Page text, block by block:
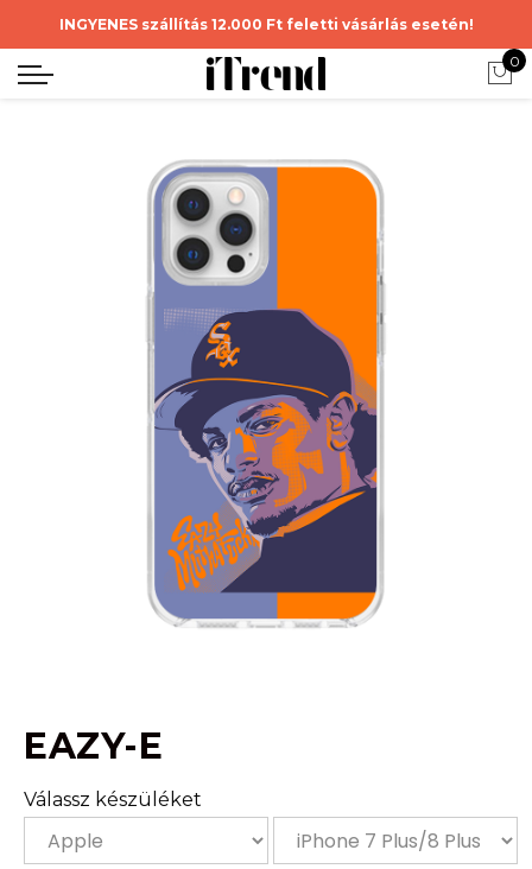
INGYENES szállítás 12.000 Ft feletti vásárlás esetén!
0
EAZY-E
Válassz készüléket